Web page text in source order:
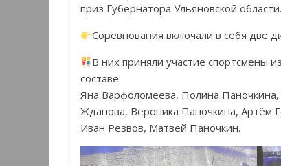
приз Губернатора Ульяновской области.
Соревнования включали в себя две
В них приняли участие спортсмены
составе:
Яна Варфоломеева, Полина
Жданова, Вероника Паночкина, Артём
Иван Резвов, Матвей Паночкин.